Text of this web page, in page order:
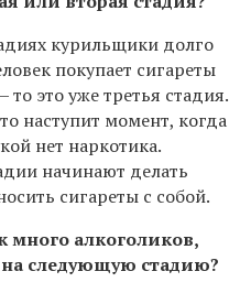
курильщики долго
покупает сигареты
то это уже третья стадия.
наступит момент, когда
нет наркотика.
начинают делать
сигареты с собой.
много алкоголиков,
на следующую стадию?